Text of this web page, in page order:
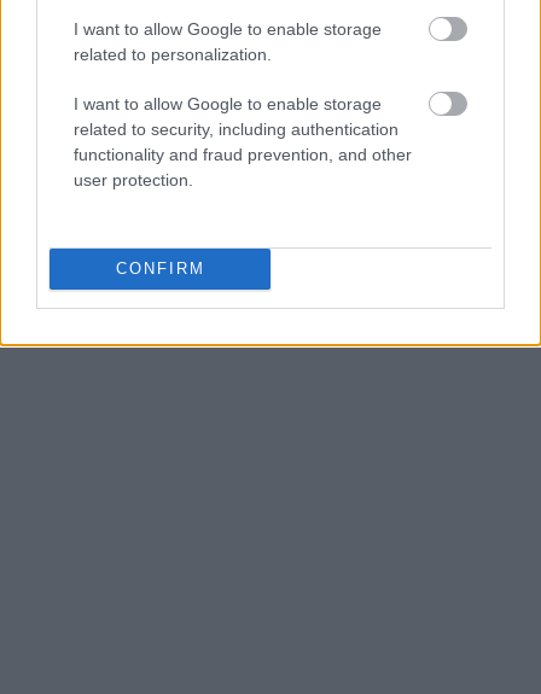
I want to allow Google to enable storage
related to personalization.
I want to allow Google to enable storage
related to security, including authentication
functionality and fraud prevention, and other
user protection.
CONFIRM